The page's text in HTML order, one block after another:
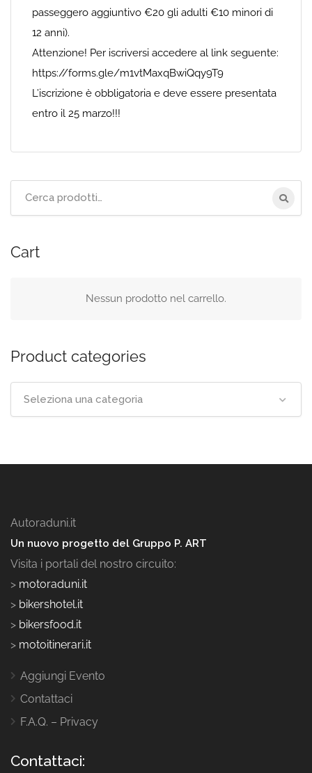
passeggero aggiuntivo €20 gli adulti €10 minori di
12 anni).
Attenzione! Per iscriversi accedere al link seguente:
https://forms.gle/m1vtMaxqBwiQqy9T9
L’iscrizione è obbligatoria e deve essere presentata
entro il 25 marzo!!!
Cart
Nessun prodotto nel carrello.
Product categories
Seleziona una categoria
Autoraduni.it
Un nuovo progetto del Gruppo P. ART
Visita i portali del nostro circuito:
> motoraduni.it
> bikershotel.it
> bikersfood.it
> motoitinerari.it
Aggiungi Evento
Contattaci
F.A.Q. – Privacy
Contattaci: